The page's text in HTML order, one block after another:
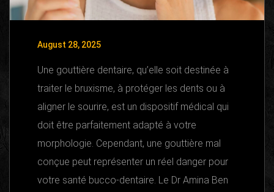
August 28, 2025
Une gouttière dentaire, qu’elle soit destinée à
traiter le bruxisme, à protéger les dents ou à
aligner le sourire, est un dispositif médical qui
doit être parfaitement adapté à votre
morphologie. Cependant, une gouttière mal
conçue peut représenter un réel danger pour
votre santé bucco-dentaire. Le Dr Amina Ben